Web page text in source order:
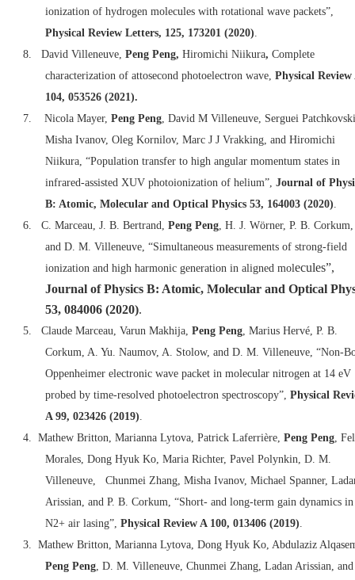
ionization of hydrogen molecules with rotational wave packets”,
Physical Review Letters, 125, 173201 (2020)
8. David Villeneuve, Peng Peng, Hiromichi Niikura, Complete
characterization of attosecond photoelectron wave, Physical Review
104, 053526 (2021).
7.
Nicola Mayer, Peng Peng , David M Villeneuve, Serguei
Misha Ivanov, Oleg Kornilov, Marc J J Vrakking, and Hiromichi
Niikura, “Population transfer to high angular momentum states in
infrared-assisted XUV photoionization of helium”, Journal of
B: Atomic, Molecular and Optical Physics 53, 164003 (2020)
6.
C. Marceau, J. B. Bertrand, Peng Peng , H. J. Wörner, P. B. Corkum,
and D. M. Villeneuve, “Simultaneous measurements of strong-field
ionization and high harmonic generation in aligned molecules”,
Journal of Physics B: Atomic, Molecular and Optical
53, 084006 (2020).
5. Claude Marceau, Varun Makhija, Peng Peng , Marius Hervé, P. B.
Corkum, A. Yu. Naumov, A. Stolow, and D. M. Villeneuve, “Non-
Oppenheimer electronic wave packet in molecular nitrogen at 14 eV
probed by time-resolved photoelectron spectroscopy”, Physical
A 99, 023426 (2019)
4.
Mathew Britton, Marianna Lytova, Patrick Laferrière, Peng Peng ,
Morales, Dong Hyuk Ko, Maria Richter, Pavel Polynkin, D. M.
Villeneuve, Chunmei Zhang, Misha Ivanov, Michael Spanner,
Arissian, and P. B. Corkum, “Short- and long-term gain dynamics in
N2+ air lasing”, Physical Review A 100, 013406 (2019)
3.
Mathew Britton, Marianna Lytova, Dong Hyuk Ko, Abdulaziz
Peng Peng , D. M. Villeneuve, Chunmei Zhang, Ladan Arissian, and